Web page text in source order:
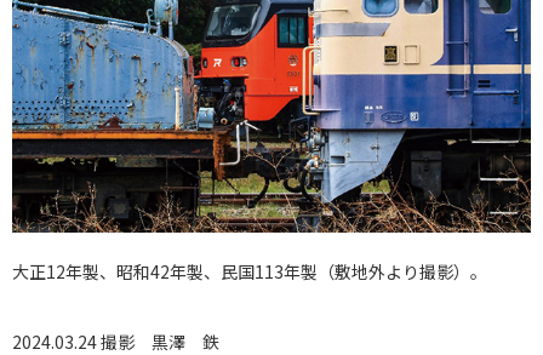
大正12年製、昭和42年製、民国113年製（敷地外より撮影）。
2024.03.24 撮影 黒澤 鉄